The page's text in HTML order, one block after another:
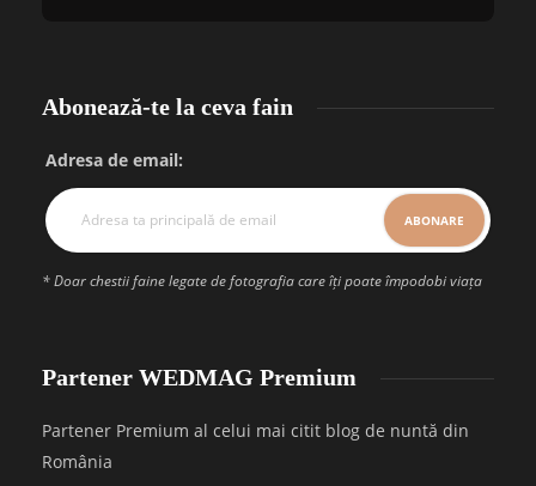
Abonează-te la ceva fain
Adresa de email:
* Doar chestii faine legate de fotografia care îți poate împodobi viața
Partener WEDMAG Premium
Partener Premium al celui mai citit blog de nuntă din
România